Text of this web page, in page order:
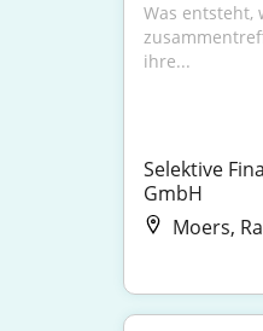
Was entsteht,
ihre...
Selektive
GmbH
Moers,